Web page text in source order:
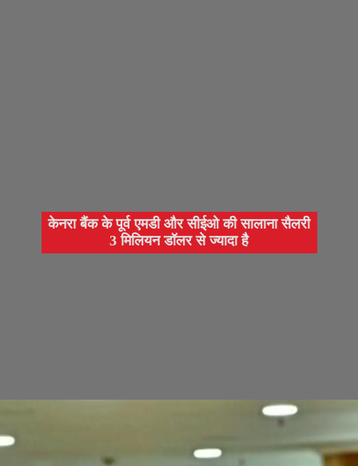
केनरा बैंक के पूर्व एमडी और सीईओ की सालाना सैलरी
3 मिलियन डॉलर से ज्यादा है